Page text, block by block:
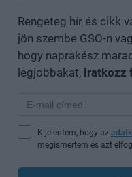
Rengeteg hír és cikk
jön szembe GSO-n
hogy naprakész
legjobbakat, iratkozz
Kijelentem, hogy az
megismertem és azt